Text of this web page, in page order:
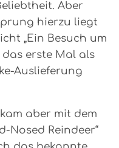
Aber
hierzu liegt
„Ein Besuch um
das erste Mal als
Auslieferung
aber mit dem
Nosed Reindeer“